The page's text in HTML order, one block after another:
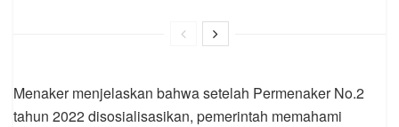
Menaker menjelaskan bahwa setelah Permenaker No.2
tahun 2022 disosialisasikan, pemerintah memahami